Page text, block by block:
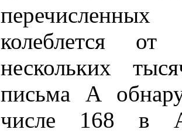
колеблется
нескольких
письма А
числе 168 в